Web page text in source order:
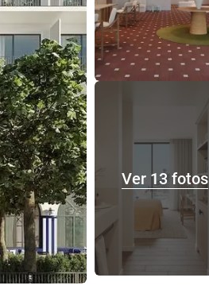
Ver 13 fotos